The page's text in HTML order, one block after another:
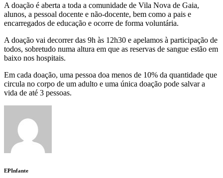
A doação é aberta a toda a comunidade de Vila Nova de Gaia,
alunos, a pessoal docente e não-docente, bem como a pais e
encarregados de educação e ocorre de forma voluntária.
A doação vai decorrer das 9h às 12h30 e apelamos à participação de
todos, sobretudo numa altura em que as reservas de sangue estão em
baixo nos hospitais.
Em cada doação, uma pessoa doa menos de 10% da quantidade que
circula no corpo de um adulto e uma única doação pode salvar a
vida de até 3 pessoas.
EPInfante